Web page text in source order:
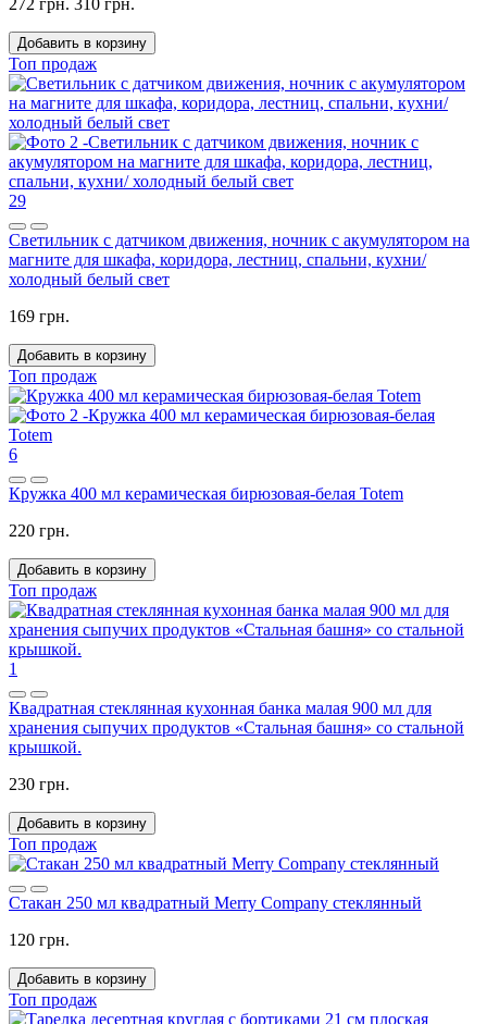
Добавить в корзину
Топ продаж
29
Светильник с датчиком движения, ночник с акумулятором на
магните для шкафа, коридора, лестниц, спальни, кухни/
холодный белый свет
169 грн.
Добавить в корзину
Топ продаж
6
Кружка 400 мл керамическая бирюзовая-белая Totem
220 грн.
Добавить в корзину
Топ продаж
1
Квадратная стеклянная кухонная банка малая 900 мл для
хранения сыпучих продуктов «Стальная башня» со стальной
крышкой.
230 грн.
Добавить в корзину
Топ продаж
Стакан 250 мл квадратный Merry Company стеклянный
120 грн.
Добавить в корзину
Топ продаж